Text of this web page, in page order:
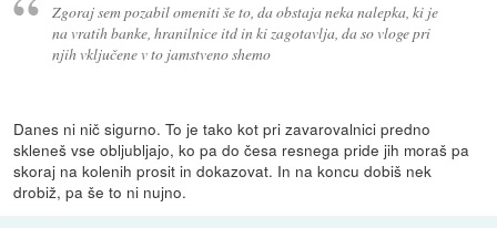
Zgoraj sem pozabil omeniti še to, da obstaja neka nalepka, ki je
na vratih banke, hranilnice itd in ki zagotavlja, da so vloge pri
njih vključene v to jamstveno shemo
Danes ni nič sigurno. To je tako kot pri zavarovalnici predno
skleneš vse obljubljajo, ko pa do česa resnega pride jih moraš pa
skoraj na kolenih prosit in dokazovat. In na koncu dobiš nek
drobiž, pa še to ni nujno.